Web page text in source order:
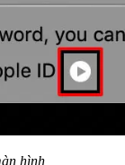
hình